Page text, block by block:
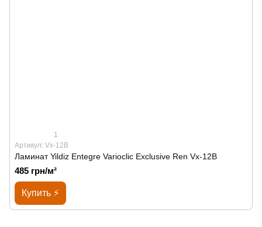
1
Артикул: Vx-12B
Ламинат Yildiz Entegre Varioclic Exclusive Ren Vx-12B
485 грн/м²
Купить ⚡